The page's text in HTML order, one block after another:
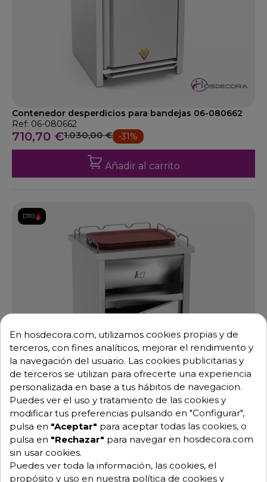
Contenedor desperdicios para bandejas 06-080662
Ref: 06-080662
710,70 €1.030,00 € -31%
Añadir al carrito
DTO.
Contenedor desperdicios para bandejas 06-080660
Ref: 06-080660
En hosdecora.com, utilizamos cookies propias y de
terceros, con fines analíticos, mejorar el rendimiento y
la navegación del usuario. Las cookies publicitarias y
de terceros se utilizan para ofrecerte una experiencia
personalizada en base a tus hábitos de navegacion.
Puedes ver el uso y tratamiento de las cookies y
modificar tus preferencias pulsando en "Configurar",
pulsa en "Aceptar" para aceptar todas las cookies, o
pulsa en "Rechazar" para navegar en hosdecora.com
sin usar cookies.
Puedes ver toda la información, las cookies, el
propósito y uso en nuestra política de cookies y